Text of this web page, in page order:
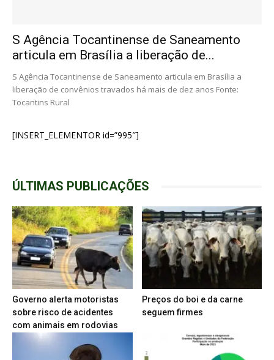
S Agência Tocantinense de Saneamento
articula em Brasília a liberação de...
S Agência Tocantinense de Saneamento articula em Brasília a
liberação de convênios travados há mais de dez anos Fonte:
Tocantins Rural
[INSERT_ELEMENTOR id=”995″]
ÚLTIMAS PUBLICAÇÕES
Governo alerta motoristas
sobre risco de acidentes
com animais em rodovias
Preços do boi e da carne
seguem firmes